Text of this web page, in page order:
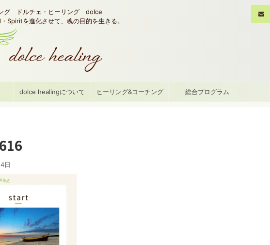
グ ドルチェ・ヒーリング dolce
Spiritを進化させて、魂の目的を生きる。
dolce healingについて ヒーリング&コーチング 総合プログラム
日